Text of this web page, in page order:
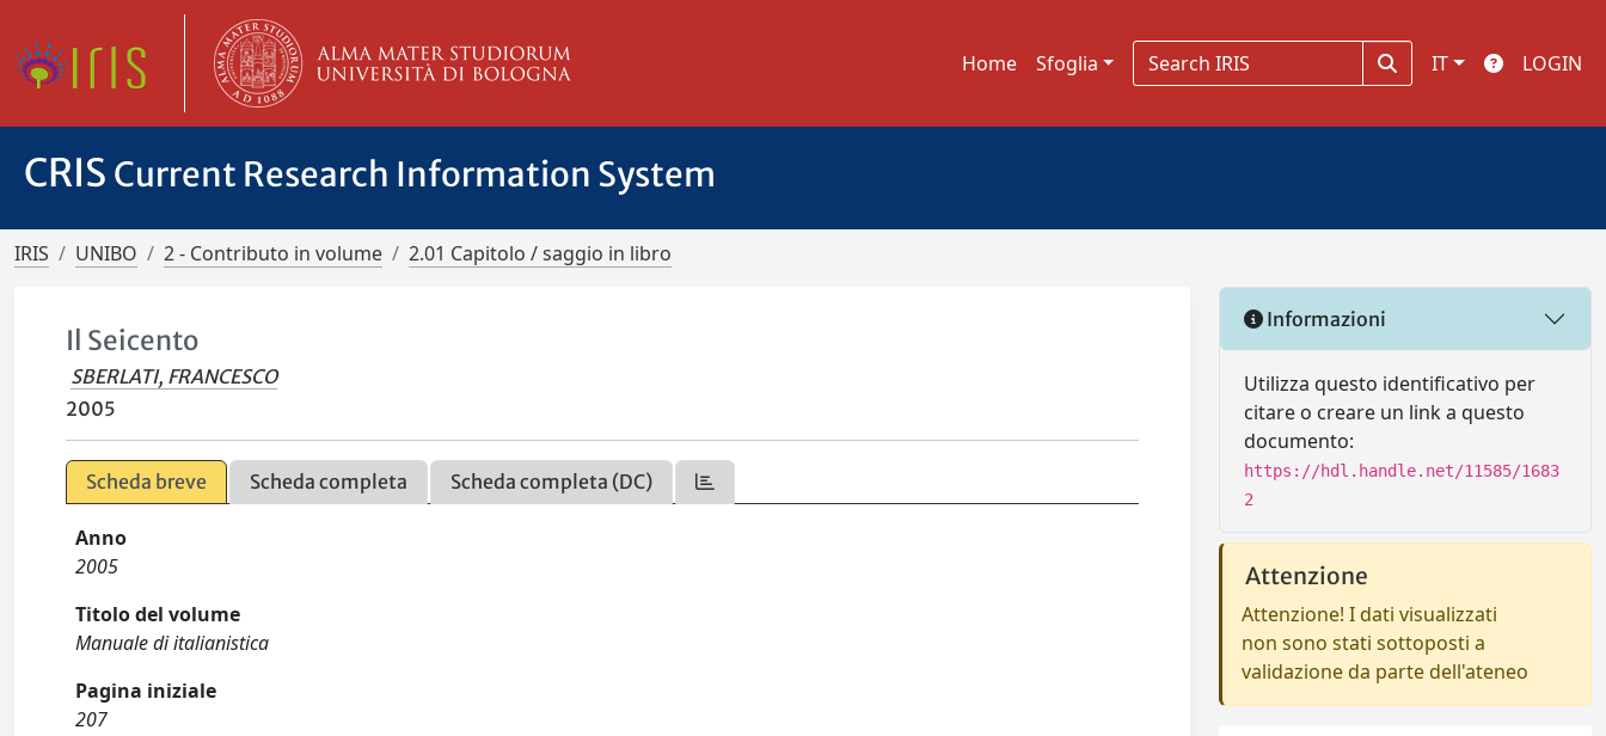
Home Sfoglia IT LOGIN
CRIS Current Research Information System
IRIS UNIBO 2 - Contributo in volume 2.01 Capitolo / saggio in libro
Il Seicento
SBERLATI, FRANCESCO
2005
Scheda breve Scheda completa Scheda completa (DC)
Anno
2005
Titolo del volume
Manuale di italianistica
Pagina iniziale
207
Informazioni
Utilizza questo identificativo per
citare o creare un link a questo
documento:
https://hdl.handle.net/11585/1683
2
Attenzione
Attenzione! I dati visualizzati
non sono stati sottoposti a
validazione da parte dell'ateneo